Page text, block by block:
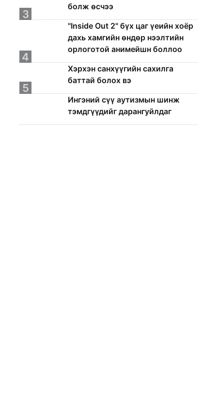
болж өсчээ
3
"Inside Out 2" бүх цаг үеийн хоёр
дахь хамгийн өндөр нээлтийн
орлоготой анимейшн боллоо
4
Хэрхэн санхүүгийн сахилга
баттай болох вэ
5
Ингэний сүү аутизмын шинж
тэмдгүүдийг дарангуйлдаг